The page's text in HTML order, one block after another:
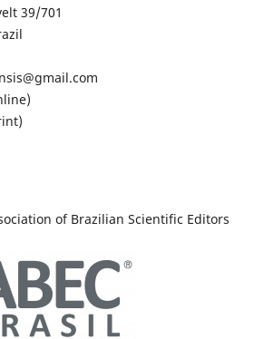
39/701
of Brazilian Scientific Editors